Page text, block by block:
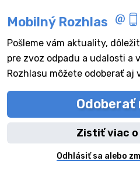
Mobilný Rozhlas
Pošleme vám aktuality,
pre zvoz odpadu a udalosti a
Rozhlasu môžete odoberať aj
Odoberať
Zistiť viac o
Odhlásiť sa alebo